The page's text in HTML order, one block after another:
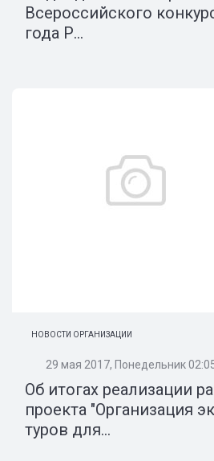
Всероссийского
года Р...
НОВОСТИ ОРГАНИЗАЦИИ
29 мая 2017, Понедельник
Об итогах реализации
проекта "Организация
туров для...